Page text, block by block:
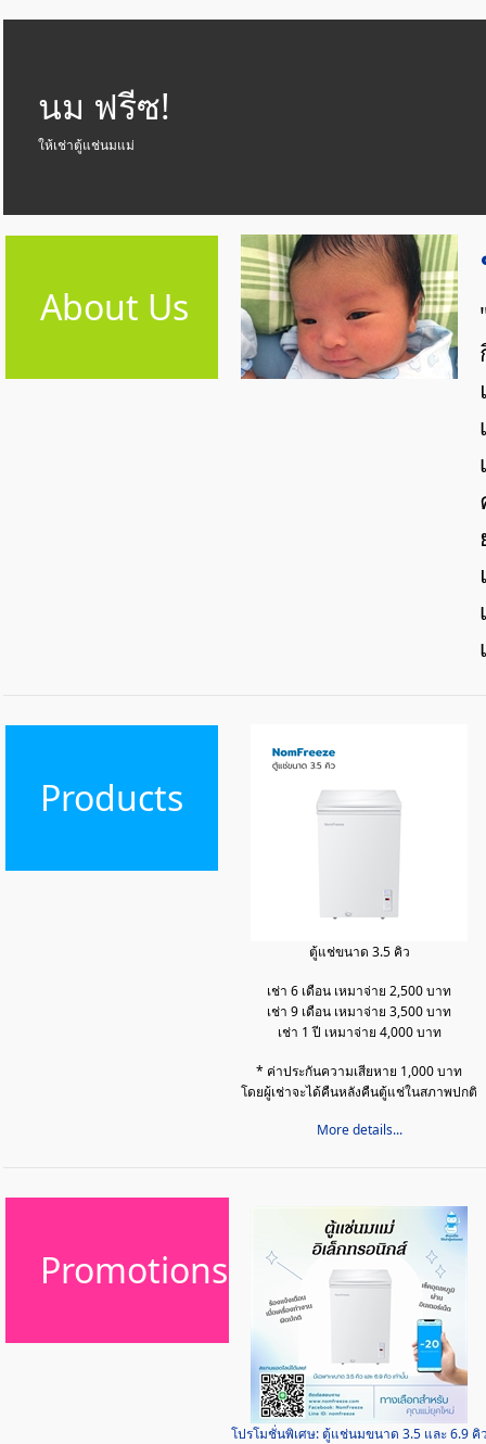
นม ฟรีซ!
ให้เช่าตู้แช่นมแม่
About Us
Products
ตู้แช่ขนาด 3.5 คิว
เช่า 6 เดือน เหมาจ่าย 2,500 บาท
เช่า 9 เดือน เหมาจ่าย 3,500 บาท
เช่า 1 ปี เหมาจ่าย 4,000 บาท
* ค่าประกันความเสียหาย 1,000 บาท
โดยผู้เช่าจะได้คืนหลังคืนตู้แช่ในสภาพปกติ
More details...
Promotions
โปรโมชั่นพิเศษ: ตู้แช่นมขนาด 3.5 และ 6.9 คิ